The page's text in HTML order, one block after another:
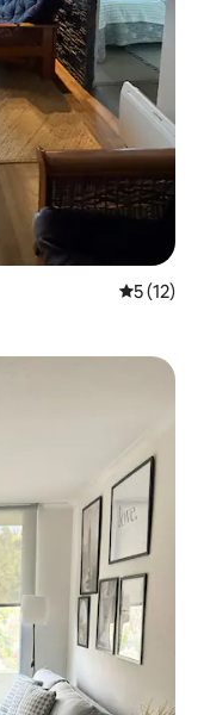
Note
5 (12)
aimés